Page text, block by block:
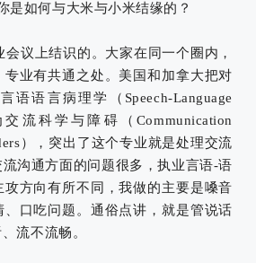
是如何与大米与小米结缘的？
会议上结识的。大家在同一个圈内，
业有共通之处。美国和加拿大把对
语语言病理学（Speech-Language
流科学与障碍（Communication
），突出了这个专业就是处理交流
沟通方面的问题很多，执业言语-语
方向有所不同，我做的主要是嗓音
、口吃问题。通俗点讲，就是管说话
流不流畅。